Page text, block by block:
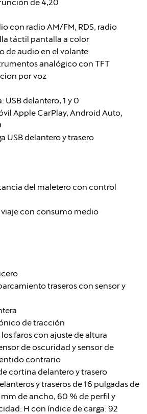
de 4,20
con radio AM/FM, RDS, radio
táctil pantalla a color
de audio en el volante
analógico con TFT
por voz
USB delantero, 1 y 0
Apple CarPlay, Android Auto,
USB delantero y trasero
del maletero con control
con consumo medio
traseros con sensor y
de tracción
faros con ajuste de altura
de oscuridad y sensor de
contrario
cortina delantero y trasero
y traseros de 16 pulgadas de
de ancho, 60 % de perfil y
H con índice de carga: 92